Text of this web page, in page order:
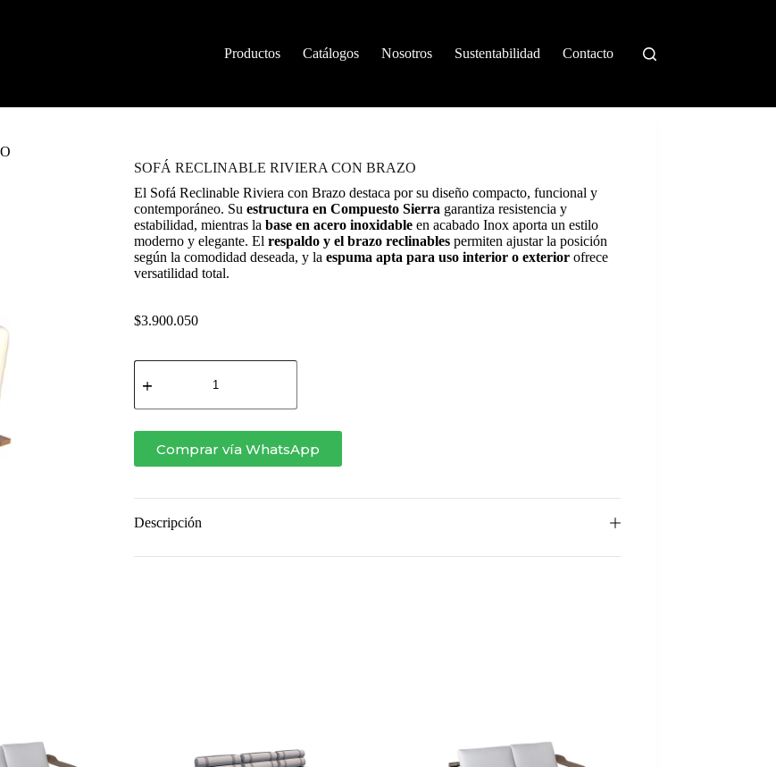
Productos
Catálogos Nosotros Sustentabilidad Contacto
SOFÁ RECLINABLE RIVIERA CON BRAZO
El Sofá Reclinable Riviera con Brazo destaca por su diseño compacto, funcional y
contemporáneo. Su estructura en Compuesto Sierra garantiza resistencia y
estabilidad, mientras la base en acero inoxidableen acabado Inox aporta un estilo
moderno y elegante. El respaldo y el brazo reclinablespermiten ajustar la posición
según la comodidad deseada, y la espuma apta para uso interior o exteriorofrece
versatilidad total.
$3.900.050
SOFÁ
RECLINABLE
CON
BRAZO
cantidadComprar vía WhatsApp
Descripción